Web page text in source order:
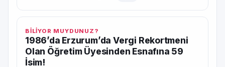
BİLİYOR MUYDUNUZ?
1986’da Erzurum’da Vergi Rekortmeni
Olan Öğretim Üyesinden Esnafına 59
İsim!